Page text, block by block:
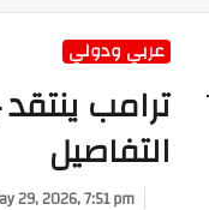
عربي ودولي
ترامب
التفاصيل
29, 2026, 7:51 pm